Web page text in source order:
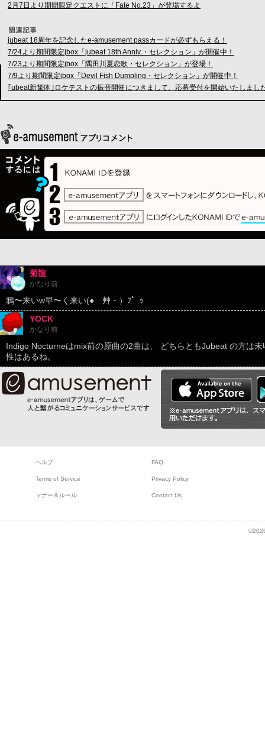
2月7日より期間限定クエストに「Fate No.23」が登場するよ
jubeat 18周年を記念したe-amusement passカードが必ずもらえる！
7/24より期間限定jbox「jubeat 18th Anniv.・セレクション」が開催中！
7/23より期間限定jbox「隅田川夏恋歌・セレクション」が登場！
7/9より期間限定jbox「Devil Fish Dumpling・セレクション」が開催中！
｢ubeat新筐体｣ロケテストの振替開催につきまして、応募受付を開始いたしまし
菊龍
かなり前
鴉〜来いw早〜く来い(●ゝ艸・）ﾌ゜ｯ
YOCK
かなり前
Indigo Nocturneはmix前の原曲の2曲は、 どちらともJubeat の方は
性はあるね。
ヘルプ FAQ
Terms of Service Privacy Policy
マナー＆ルール Contact Us